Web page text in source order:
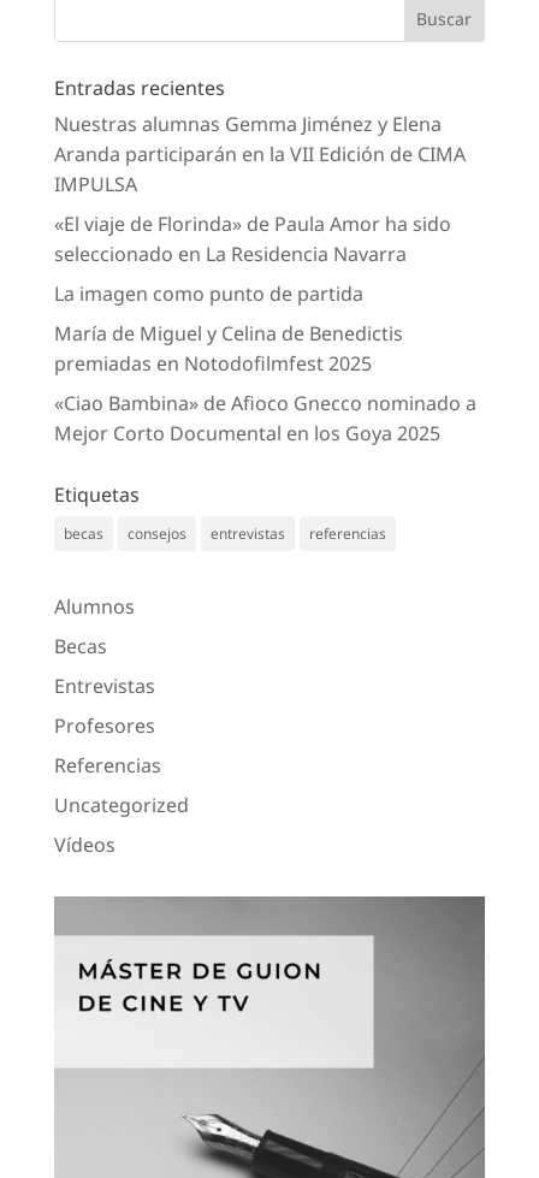
Entradas recientes
Nuestras alumnas Gemma Jiménez y Elena
Aranda participarán en la VII Edición de CIMA
IMPULSA
«El viaje de Florinda» de Paula Amor ha sido
seleccionado en La Residencia Navarra
La imagen como punto de partida
María de Miguel y Celina de Benedictis
premiadas en Notodofilmfest 2025
«Ciao Bambina» de Afioco Gnecco nominado a
Mejor Corto Documental en los Goya 2025
Etiquetas
becas consejos entrevistas referencias
Alumnos
Becas
Entrevistas
Profesores
Referencias
Uncategorized
Vídeos